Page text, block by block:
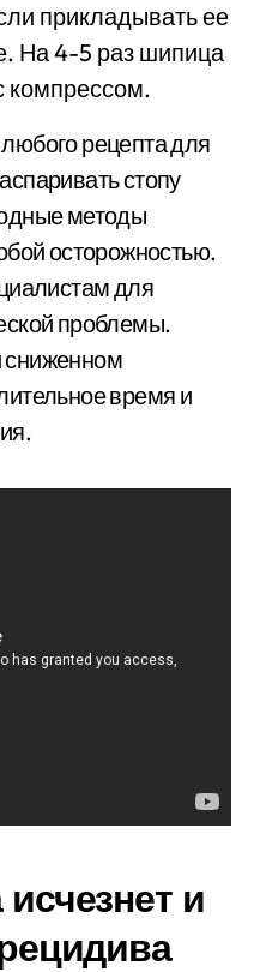
прикладывать ее
На 4-5 раз шипица
компрессом.
рецепта для
стопу
методы
осторожностью.
для
проблемы.
время и
и